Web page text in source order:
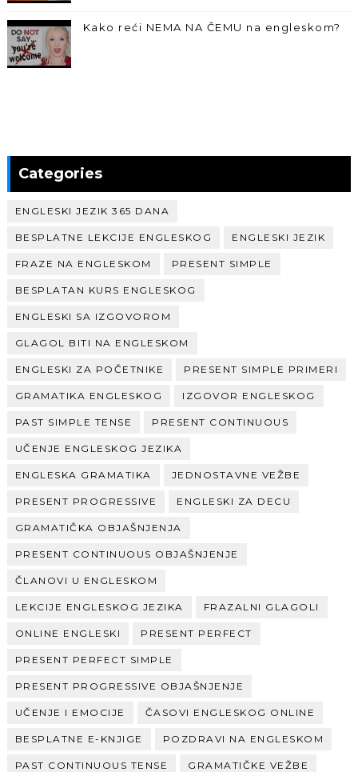
Kako reći NEMA NA ČEMU na engleskom?
Categories
ENGLESKI JEZIK 365 DANA
BESPLATNE LEKCIJE ENGLESKOG ENGLESKI JEZIK
FRAZE NA ENGLESKOM PRESENT SIMPLE
BESPLATAN KURS ENGLESKOG
ENGLESKI SA IZGOVOROM
GLAGOL BITI NA ENGLESKOM
ENGLESKI ZA POČETNIKE PRESENT SIMPLE PRIMERI
GRAMATIKA ENGLESKOG IZGOVOR ENGLESKOG
PAST SIMPLE TENSE PRESENT CONTINUOUS
UČENJE ENGLESKOG JEZIKA
ENGLESKA GRAMATIKA JEDNOSTAVNE VEŽBE
PRESENT PROGRESSIVE ENGLESKI ZA DECU
GRAMATIČKA OBJAŠNJENJA
PRESENT CONTINUOUS OBJAŠNJENJE
ČLANOVI U ENGLESKOM
LEKCIJE ENGLESKOG JEZIKA FRAZALNI GLAGOLI
ONLINE ENGLESKI PRESENT PERFECT
PRESENT PERFECT SIMPLE
PRESENT PROGRESSIVE OBJAŠNJENJE
UČENJE I EMOCIJE ČASOVI ENGLESKOG ONLINE
BESPLATNE E-KNJIGE POZDRAVI NA ENGLESKOM
PAST CONTINUOUS TENSE GRAMATIČKE VEŽBE